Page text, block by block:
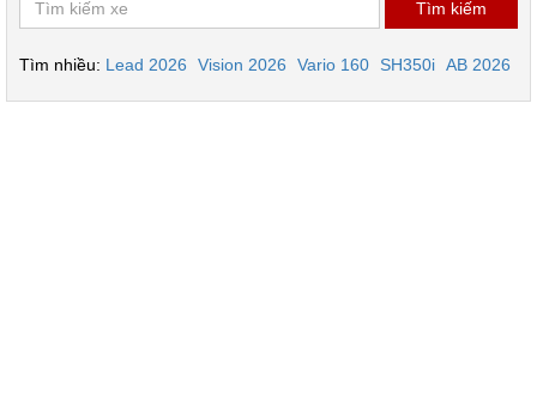
Tìm nhiều: Lead 2026 Vision 2026 Vario 160 SH350i AB 2026